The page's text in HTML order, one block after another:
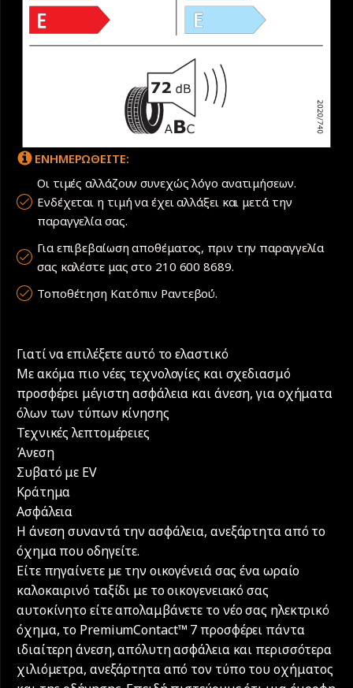
ΕΝΗΜΕΡΩΘΕΙΤΕ:
Οι τιμές αλλάζουν συνεχώς λόγο ανατιμήσεων.
Ενδέχεται η τιμή να έχει αλλάξει και μετά την
παραγγελία σας.
Για επιβεβαίωση αποθέματος, πριν την παραγγελία
σας καλέστε μας στο 210 600 8689.
Τοποθέτηση Κατόπιν Ραντεβού.
Γιατί να επιλέξετε αυτό το ελαστικό
Με ακόμα πιο νέες τεχνολογίες και σχεδιασμό
προσφέρει μέγιστη ασφάλεια και άνεση, για οχήματα
όλων των τύπων κίνησης
Τεχνικές λεπτομέρειες
Άνεση
Συβατό με EV
Κράτημα
Ασφάλεια
Η άνεση συναντά την ασφάλεια, ανεξάρτητα από το
όχημα που οδηγείτε.
Είτε πηγαίνετε με την οικογένειά σας ένα ωραίο
καλοκαιρινό ταξίδι με το οικογενειακό σας
αυτοκίνητο είτε απολαμβάνετε το νέο σας ηλεκτρικό
όχημα, το PremiumContact™ 7 προσφέρει πάντα
ιδιαίτερη άνεση, απόλυτη ασφάλεια και περισσότερα
χιλιόμετρα, ανεξάρτητα από τον τύπο του οχήματος